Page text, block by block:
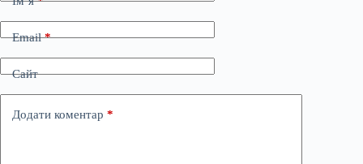
Email*
Сайт
Додати коментар *